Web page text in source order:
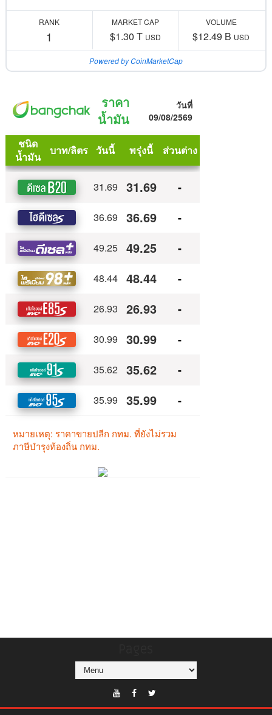
RANK
1
MARKET CAP
$1.30 T USD
VOLUME
$12.49 B USD
Powered by CoinMarketCap